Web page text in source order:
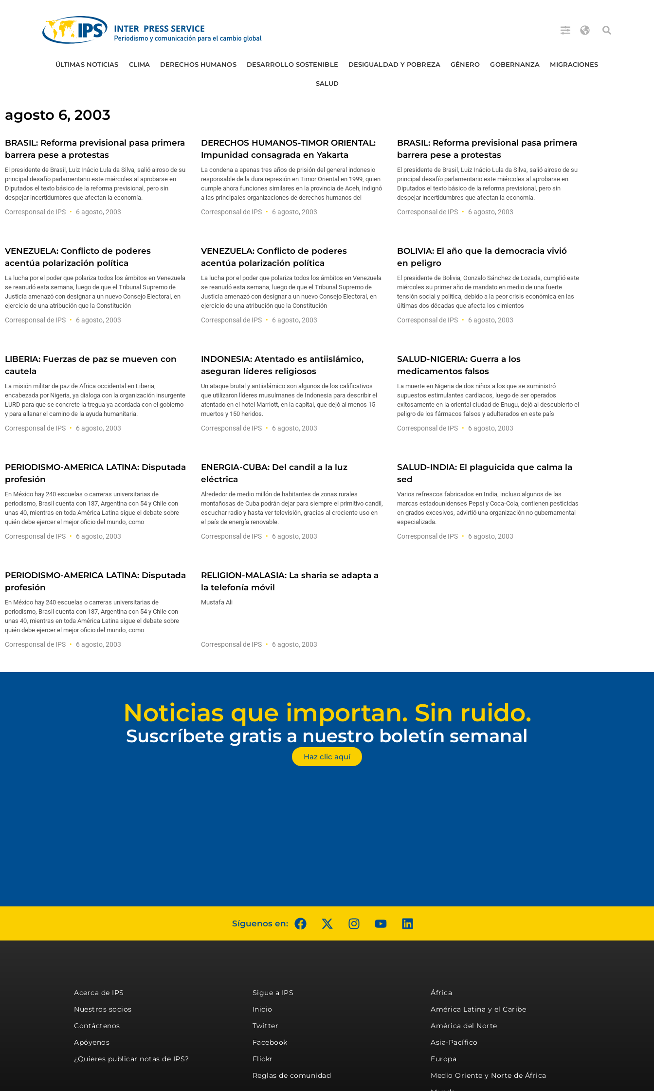
ÚLTIMAS NOTICIAS CLIMA DERECHOS HUMANOS DESARROLLO SOSTENIBLE DESIGUALDAD Y POBREZA GÉNERO GOBERNANZA MIGRACIONES
SALUD
agosto 6, 2003
BRASIL: Reforma previsional pasa primera
barrera pese a protestas
El presidente de Brasil, Luiz Inácio Lula da Silva, salió airoso de su
principal desafío parlamentario este miércoles al aprobarse en
Diputados el texto básico de la reforma previsional, pero sin
despejar incertidumbres que afectan la economía.
Corresponsal de IPS 6 agosto, 2003
DERECHOS HUMANOS-TIMOR ORIENTAL:
Impunidad consagrada en Yakarta
La condena a apenas tres años de prisión del general indonesio
responsable de la dura represión en Timor Oriental en 1999, quien
cumple ahora funciones similares en la provincia de Aceh, indignó
a las principales organizaciones de derechos humanos del
Corresponsal de IPS 6 agosto, 2003
BRASIL: Reforma previsional pasa primera
barrera pese a protestas
El presidente de Brasil, Luiz Inácio Lula da Silva, salió airoso de su
principal desafío parlamentario este miércoles al aprobarse en
Diputados el texto básico de la reforma previsional, pero sin
despejar incertidumbres que afectan la economía.
Corresponsal de IPS 6 agosto, 2003
VENEZUELA: Conflicto de poderes
acentúa polarización política
La lucha por el poder que polariza todos los ámbitos en Venezuela
se reanudó esta semana, luego de que el Tribunal Supremo de
Justicia amenazó con designar a un nuevo Consejo Electoral, en
ejercicio de una atribución que la Constitución
Corresponsal de IPS 6 agosto, 2003
VENEZUELA: Conflicto de poderes
acentúa polarización política
La lucha por el poder que polariza todos los ámbitos en Venezuela
se reanudó esta semana, luego de que el Tribunal Supremo de
Justicia amenazó con designar a un nuevo Consejo Electoral, en
ejercicio de una atribución que la Constitución
Corresponsal de IPS 6 agosto, 2003
BOLIVIA: El año que la democracia vivió
en peligro
El presidente de Bolivia, Gonzalo Sánchez de Lozada, cumplió este
miércoles su primer año de mandato en medio de una fuerte
tensión social y política, debido a la peor crisis económica en las
últimas dos décadas que afecta los cimientos
Corresponsal de IPS 6 agosto, 2003
LIBERIA: Fuerzas de paz se mueven con
cautela
La misión militar de paz de Africa occidental en Liberia,
encabezada por Nigeria, ya dialoga con la organización insurgente
LURD para que se concrete la tregua ya acordada con el gobierno
y para allanar el camino de la ayuda humanitaria.
Corresponsal de IPS 6 agosto, 2003
INDONESIA: Atentado es antiislámico,
aseguran líderes religiosos
Un ataque brutal y antiislámico son algunos de los calificativos
que utilizaron líderes musulmanes de Indonesia para describir el
atentado en el hotel Marriott, en la capital, que dejó al menos 15
muertos y 150 heridos.
Corresponsal de IPS 6 agosto, 2003
SALUD-NIGERIA: Guerra a los
medicamentos falsos
La muerte en Nigeria de dos niños a los que se suministró
supuestos estimulantes cardiacos, luego de ser operados
exitosamente en la oriental ciudad de Enugu, dejó al descubierto el
peligro de los fármacos falsos y adulterados en este país
Corresponsal de IPS 6 agosto, 2003
PERIODISMO-AMERICA LATINA: Disputada
profesión
En México hay 240 escuelas o carreras universitarias de
periodismo, Brasil cuenta con 137, Argentina con 54 y Chile con
unas 40, mientras en toda América Latina sigue el debate sobre
quién debe ejercer el mejor oficio del mundo, como
Corresponsal de IPS 6 agosto, 2003
ENERGIA-CUBA: Del candil a la luz
eléctrica
Alrededor de medio millón de habitantes de zonas rurales
montañosas de Cuba podrán dejar para siempre el primitivo candil,
escuchar radio y hasta ver televisión, gracias al creciente uso en
el país de energía renovable.
Corresponsal de IPS 6 agosto, 2003
SALUD-INDIA: El plaguicida que calma la
sed
Varios refrescos fabricados en India, incluso algunos de las
marcas estadounidenses Pepsi y Coca-Cola, contienen pesticidas
en grados excesivos, advirtió una organización no gubernamental
especializada.
Corresponsal de IPS 6 agosto, 2003
PERIODISMO-AMERICA LATINA: Disputada
profesión
En México hay 240 escuelas o carreras universitarias de
periodismo, Brasil cuenta con 137, Argentina con 54 y Chile con
unas 40, mientras en toda América Latina sigue el debate sobre
quién debe ejercer el mejor oficio del mundo, como
Corresponsal de IPS 6 agosto, 2003
RELIGION-MALASIA: La sharia se adapta a
la telefonía móvil
Mustafa Ali
Corresponsal de IPS 6 agosto, 2003
Noticias que importan. Sin ruido.
Suscríbete gratis a nuestro boletín semanal
Haz clic aquí
Síguenos en:
Acerca de IPS
Nuestros socios
Contáctenos
Apóyenos
¿Quieres publicar notas de IPS?
Sigue a IPS
Inicio
Twitter
Facebook
Flickr
Reglas de comunidad
África
América Latina y el Caribe
América del Norte
Asia-Pacífico
Europa
Medio Oriente y Norte de África